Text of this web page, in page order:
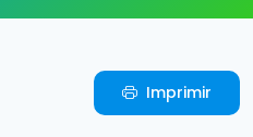
Imprimir